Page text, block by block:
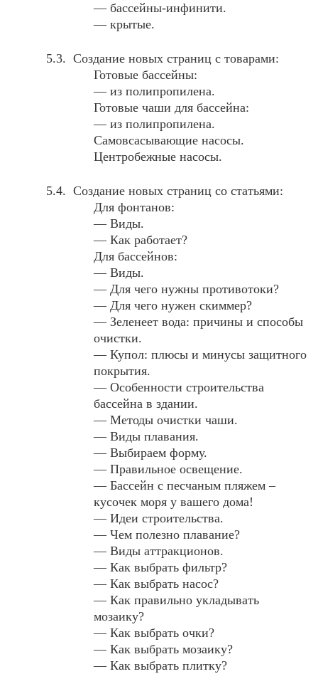
— бассейны-инфинити.
— крытые.
Создание новых страниц с товарами:
Готовые бассейны:
— из полипропилена.
Готовые чаши для бассейна:
— из полипропилена.
Самовсасывающие насосы.
Центробежные насосы.
Создание новых страниц со статьями:
Для фонтанов:
— Виды.
— Как работает?
Для бассейнов:
— Виды.
— Для чего нужны противотоки?
— Для чего нужен скиммер?
— Зеленеет вода: причины и способы
очистки.
— Купол: плюсы и минусы защитного
покрытия.
— Особенности строительства
бассейна в здании.
— Методы очистки чаши.
— Виды плавания.
— Выбираем форму.
— Правильное освещение.
— Бассейн с песчаным пляжем –
кусочек моря у вашего дома!
— Идеи строительства.
— Чем полезно плавание?
— Виды аттракционов.
— Как выбрать фильтр?
— Как выбрать насос?
— Как правильно укладывать
мозаику?
— Как выбрать очки?
— Как выбрать мозаику?
— Как выбрать плитку?